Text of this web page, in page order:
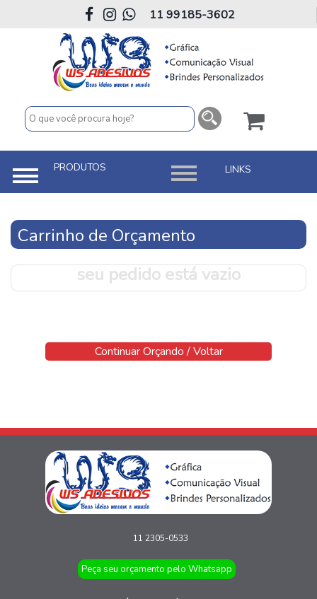
11 99185-3602
Carrinho de Orçamento
seu pedido está vazio
Continuar Orçando / Voltar
11 2305-0533
Peça seu orçamento pelo Whatsapp